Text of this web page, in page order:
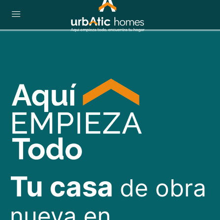
Tu casa de obra